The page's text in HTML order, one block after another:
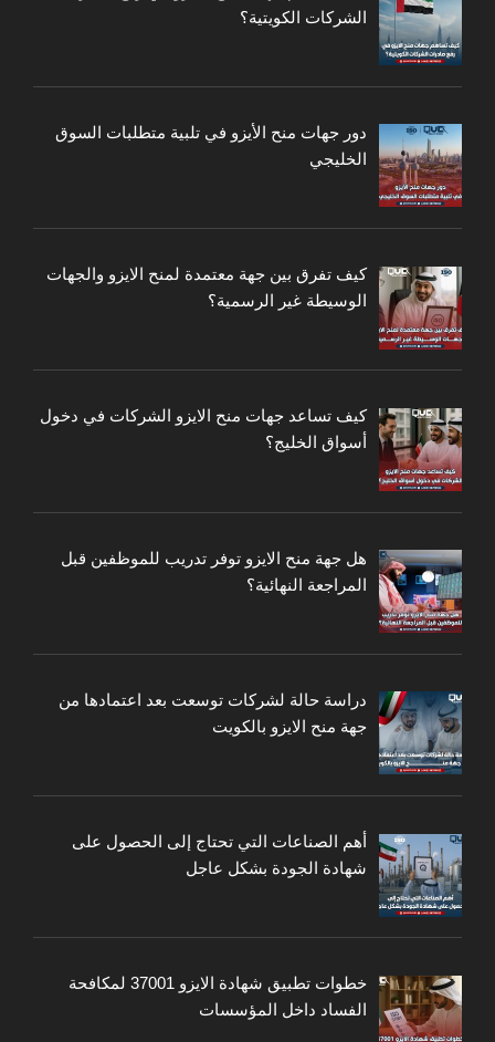
الشركات الكويتية؟
دور جهات منح الأيزو في تلبية متطلبات السوق
الخليجي
كيف تفرق بين جهة معتمدة لمنح الايزو والجهات
الوسيطة غير الرسمية؟
كيف تساعد جهات منح الايزو الشركات في دخول
أسواق الخليج؟
هل جهة منح الايزو توفر تدريب للموظفين قبل
المراجعة النهائية؟
دراسة حالة لشركات توسعت بعد اعتمادها من
جهة منح الايزو بالكويت
أهم الصناعات التي تحتاج إلى الحصول على
شهادة الجودة بشكل عاجل
خطوات تطبيق شهادة الايزو 37001 لمكافحة
الفساد داخل المؤسسات